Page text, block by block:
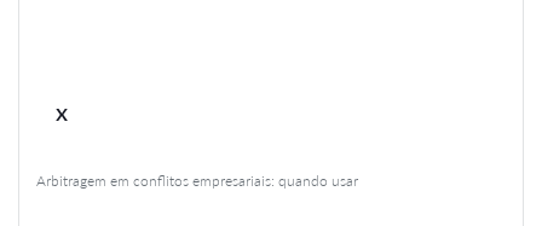
x
Arbitragem em conflitos empresariais: quando usar